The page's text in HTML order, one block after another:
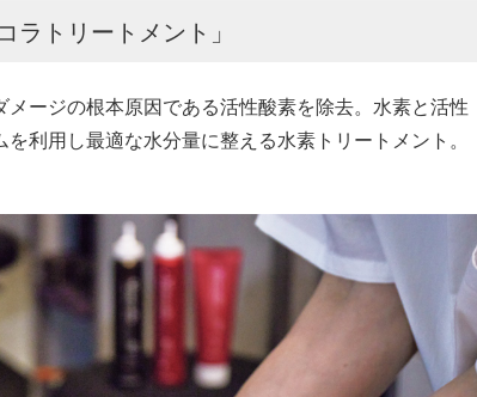
ラトリートメント」
ージの根本原因である活性酸素を除去。水素と活性
利用し最適な水分量に整える水素トリートメント。